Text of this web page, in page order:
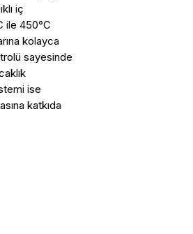
iç
ile 450°C
kolayca
sayesinde
ise
katkıda